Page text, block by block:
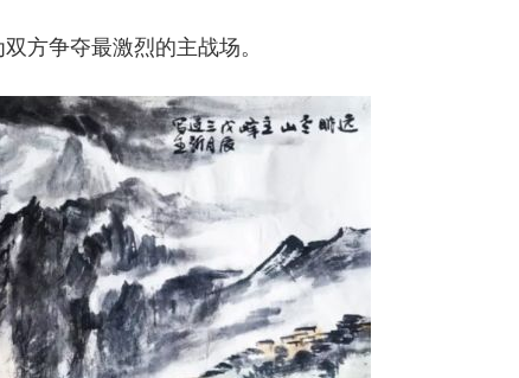
方争夺最激烈的主战场。